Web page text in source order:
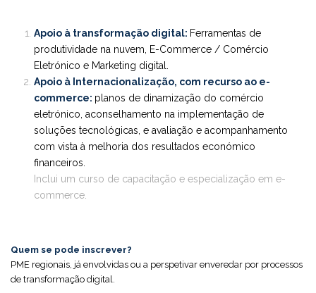
Apoio à transformação digital: Ferramentas de
produtividade na nuvem, E-Commerce / Comércio
Eletrónico e Marketing digital.
Apoio à Internacionalização, com recurso ao e-
commerce: planos de dinamização do comércio
eletrónico, aconselhamento na implementação de
soluções tecnológicas, e avaliação e acompanhamento
com vista à melhoria dos resultados económico
financeiros.
Inclui um curso de capacitação e especialização em e-
commerce.
Quem se pode inscrever?
PME regionais, já envolvidas ou a perspetivar enveredar por processos
de transformação digital.